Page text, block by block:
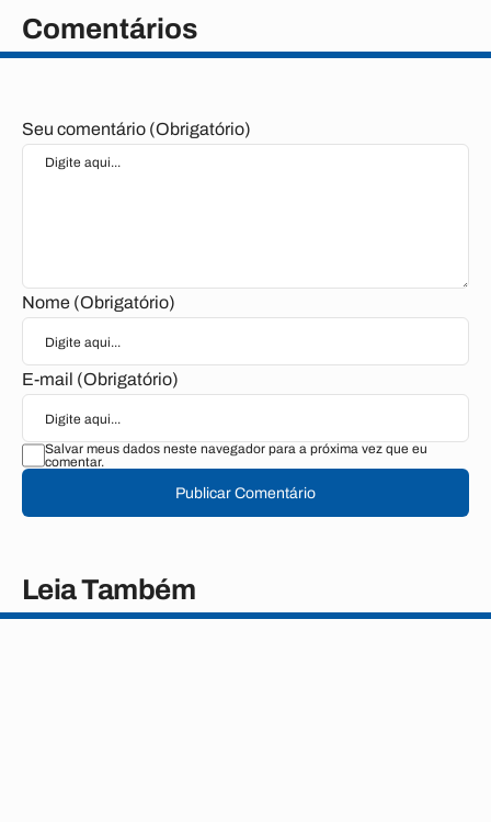
Comentários
Seu comentário (Obrigatório)
Nome (Obrigatório)
E-mail (Obrigatório)
Salvar meus dados neste navegador para a próxima vez que eu
comentar.
Publicar Comentário
Leia Também